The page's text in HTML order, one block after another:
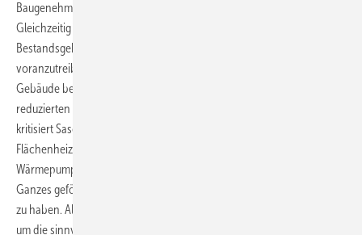
Baugenehmigungen und entsprechende Fördermaßnahmen.
Gleichzeitig gelte es, die energetische Sanierung der
Bestandsgebäude durch eine entsprechende politische Flankierung
voranzutreiben. „Die Reduzierung der maximalen Förderhöhe für
Gebäude bedingt, dass die Flächenheizung oftmals nur an den
reduzierten Fördersätzen für Umfeldmaßnahmen partizipieren kann“,
kritisiert Sascha Allissat, Vorsitzender des Ausschusses
Flächenheizung im BDH. Aktuell liege der Schwerpunkt auf der
Wärmepumpe als Wärmeerzeuger. Dagegen müsse das Heizsystem als
Ganzes gefördert werden, um den größten Hebel zur CO2-Reduktion
zu haben. Allissat fordert: „Die Politik muss weitere Anreize schaffen,
um die sinnvollen Investitionen in Flächenheizungen und